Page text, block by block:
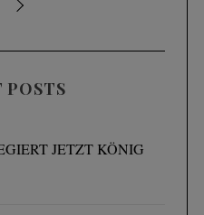
POSTS
JETZT KÖNIG